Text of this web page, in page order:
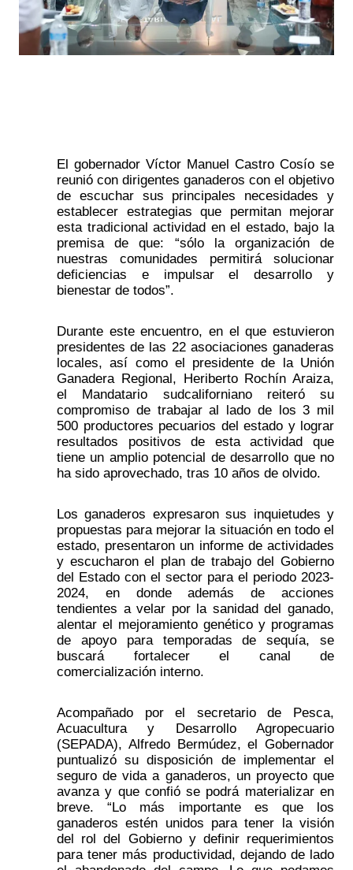
El gobernador Víctor Manuel Castro Cosío se
reunió con dirigentes ganaderos con el objetivo
de escuchar sus principales necesidades y
establecer estrategias que permitan mejorar
esta tradicional actividad en el estado, bajo la
premisa de que: “sólo la organización de
nuestras comunidades permitirá solucionar
deficiencias e impulsar el desarrollo y
bienestar de todos”.
Durante este encuentro, en el que estuvieron
presidentes de las 22 asociaciones ganaderas
locales, así como el presidente de la Unión
Ganadera Regional, Heriberto Rochín Araiza,
el Mandatario sudcaliforniano reiteró su
compromiso de trabajar al lado de los 3 mil
500 productores pecuarios del estado y lograr
resultados positivos de esta actividad que
tiene un amplio potencial de desarrollo que no
ha sido aprovechado, tras 10 años de olvido.
Los ganaderos expresaron sus inquietudes y
propuestas para mejorar la situación en todo el
estado, presentaron un informe de actividades
y escucharon el plan de trabajo del Gobierno
del Estado con el sector para el periodo 2023-
2024, en donde además de acciones
tendientes a velar por la sanidad del ganado,
alentar el mejoramiento genético y programas
de apoyo para temporadas de sequía, se
buscará fortalecer el canal de
comercialización interno.
Acompañado por el secretario de Pesca,
Acuacultura y Desarrollo Agropecuario
(SEPADA), Alfredo Bermúdez, el Gobernador
puntualizó su disposición de implementar el
seguro de vida a ganaderos, un proyecto que
avanza y que confió se podrá materializar en
breve. “Lo más importante es que los
ganaderos estén unidos para tener la visión
del rol del Gobierno y definir requerimientos
para tener más productividad, dejando de lado